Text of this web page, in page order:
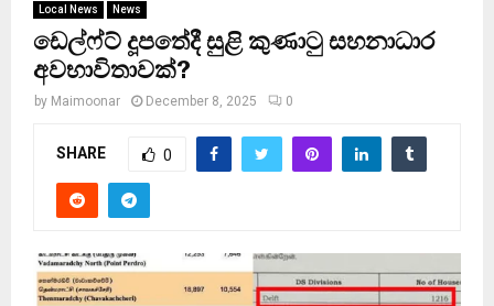
Local News News
ඩෙල්ෆ්ට් දූපතේදී සුළි කුණාටු සහනාධාර
අවභාවිතාවක්?
by Maimoonar December 8, 2025 0
SHARE 0